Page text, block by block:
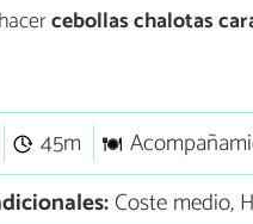
cebollas chalotas
45m
Coste medio,